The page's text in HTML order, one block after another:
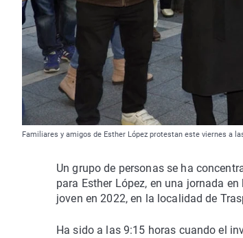
Familiares y amigos de Esther López protestan este viernes a
Un grupo de personas se ha
para Esther López, en una jornada
joven en 2022, en la localidad de
Ha sido a las 9:15 horas cuando el